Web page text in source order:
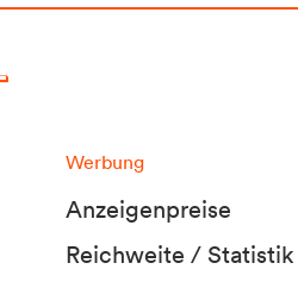
Werbung
Anzeigenpreise
Reichweite / Statistik